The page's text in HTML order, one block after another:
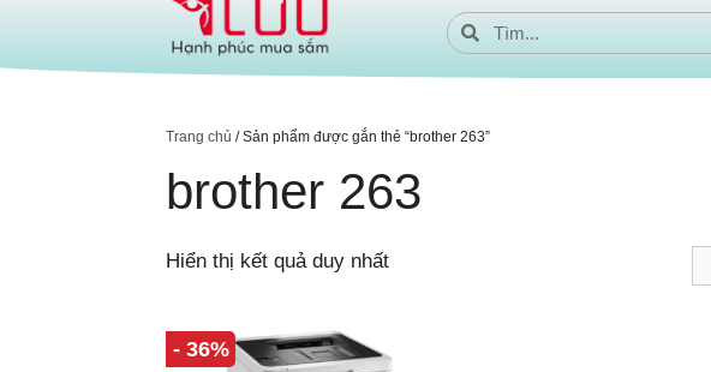
Trang chủ / Sản phẩm được gắn thẻ “brother 263”
brother 263
Hiển thị kết quả duy nhất
- 36%